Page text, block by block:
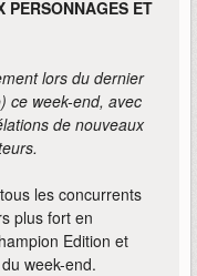
PERSONNAGES ET
lors du dernier
ce week-end, avec
de nouveaux
les concurrents
plus fort en
Edition et
week-end.